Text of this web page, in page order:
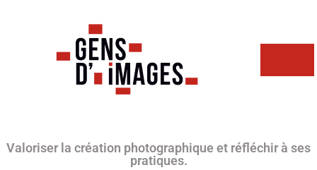
Valoriser la création photographique et réfléchir à ses
pratiques.